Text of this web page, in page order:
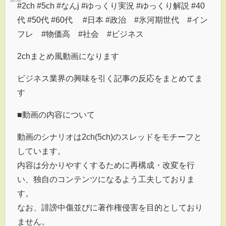
#2ch #5ch #なんj #ゆっくり実況 #ゆっくり解説 #40
代 #50代 #60代 #日本 #政治 #氷河期世代 #イン
フレ #物価高 #社会 #ビジネス
2chまとめ風動画になります
ビジネス業界の興味を引く記事の反応をまとめてま
す
■動画の内容について
動画のシナリオは2ch(5ch)のスレッドをモチーフと
しています。
内容は分かりやすくするために再構成・改変を行
い、独自のコンテンツになるよう工夫しておりま
す。
なお、誹謗中傷並びに著作権侵害を目的としており
ません。